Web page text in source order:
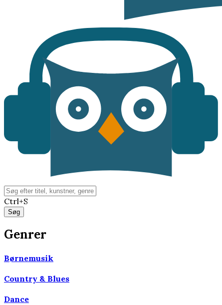
Ctrl+S
Genrer
Børnemusik
Country & Blues
Dance